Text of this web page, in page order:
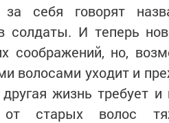
себя говорят
солдаты. И теперь
соображений, но,
волосами уходит и
жизнь требует
от старых волос